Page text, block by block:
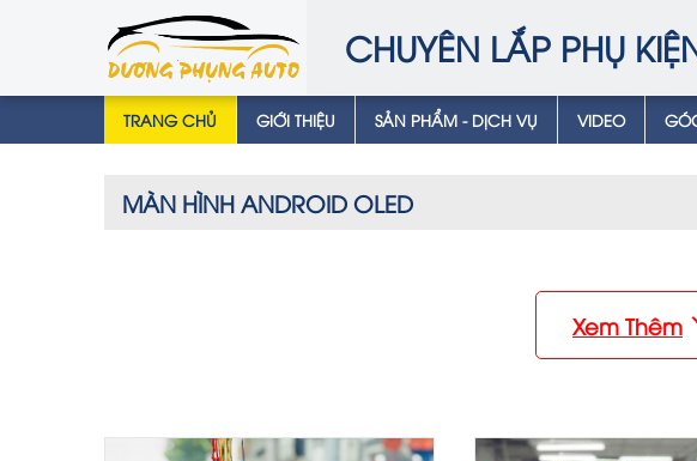
CHUYÊN LẮP PHỤ
TRANG CHỦ GIỚI THIỆU SẢN PHẨM - DỊCH VỤ VIDEO
MÀN HÌNH ANDROID OLED
Xem Thêm